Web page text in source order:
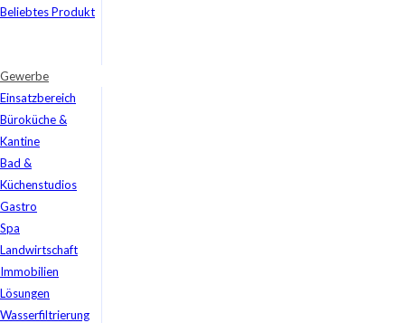
Beliebtes Produkt
Gewerbe
Einsatzbereich
Büroküche &
Kantine
Bad &
Küchenstudios
Gastro
Spa
Landwirtschaft
Immobilien
Lösungen
Wasserfiltrierung